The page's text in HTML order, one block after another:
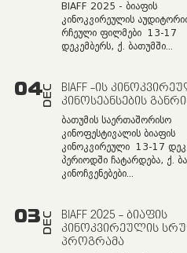
BIAFF 2025 - ბიაფის
კინოკვირეულის
რჩეული ფილმები 13-17
დეკემბერს, ქ. ბათუმში...
04DEC
BIAFF -ᲘᲡ
ᲙᲘᲜᲝᲡᲔᲐᲜᲡᲔᲑᲘᲡ
ბათუმის საერთაშორისო
კინოფესტივალის ბიაფის
კინოკვირეული 13-17
პერიოდში ჩატარდება, ქ.
კინოჩვენებები...
03DEC
BIAFF 2025 - ᲑᲘᲐᲤᲘᲡ
ᲙᲘᲜᲝᲙᲕᲘᲠᲔᲣᲚᲘᲡ
ᲞᲠᲝᲒᲠᲐᲛᲐ